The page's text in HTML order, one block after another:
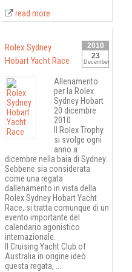
read more
2010
23
December
Rolex Sydney
Hobart Yacht Race
Allenamento
per la Rolex
Sydney Hobart
20 dicembre
2010
Il Rolex Trophy
si svolge ogni
anno a
dicembre nella baia di Sydney.
Sebbene sia considerata
come una regata
dallenamento in vista della
Rolex Sydney Hobart Yacht
Race, si tratta comunque di un
evento importante del
calendario agonistico
internazionale.
Il Cruising Yacht Club of
Australia in origine ideò
questa regata, ...